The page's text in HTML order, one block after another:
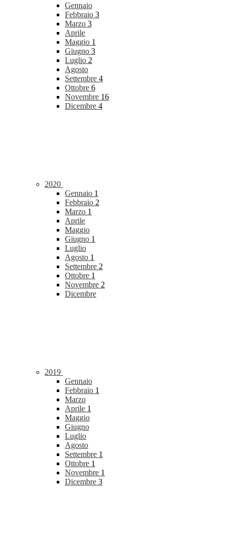
Gennaio
Febbraio 3
Marzo 3
Aprile
Maggio 1
Giugno 3
Luglio 2
Agosto
Settembre 4
Ottobre 6
Novembre 16
Dicembre 4
2020
Gennaio 1
Febbraio 2
Marzo 1
Aprile
Maggio
Giugno 1
Luglio
Agosto 1
Settembre 2
Ottobre 1
Novembre 2
Dicembre
2019
Gennaio
Febbraio 1
Marzo
Aprile 1
Maggio
Giugno
Luglio
Agosto
Settembre 1
Ottobre 1
Novembre 1
Dicembre 3